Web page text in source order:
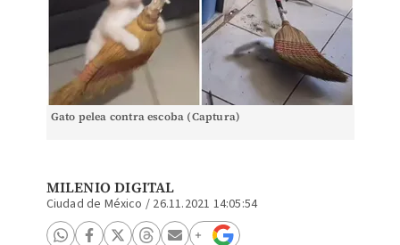
Gato pelea contra escoba (Captura)
MILENIO DIGITAL
Ciudad de México / 26.11.2021 14:05:54